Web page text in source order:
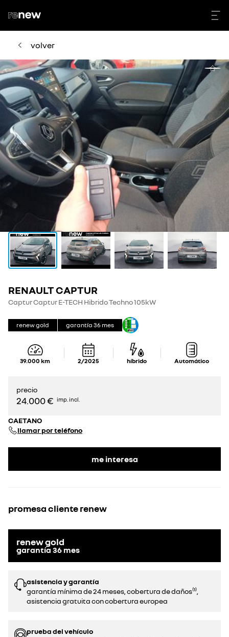
volver
RENAULT CAPTUR
Captur Captur E-TECH Hibrido Techno 105kW
renew gold garantía 36 mes
39.000 km 2/2025 híbrido Automático
precio
24.000 € imp. incl.
CAETANO
llamar por teléfono
me interesa
promesa cliente renew
renew gold
garantía 36 mes
asistencia y garantía
garantía mínima de 24 meses, cobertura de daños⁽¹⁾,
asistencia gratuita con cobertura europea
prueba del vehículo